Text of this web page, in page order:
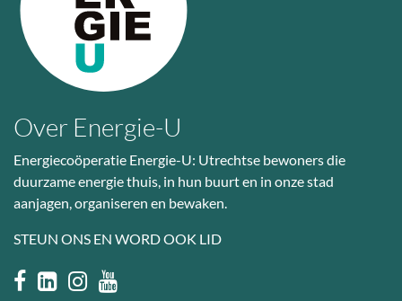
Over Energie-U
Energiecoöperatie Energie-U: Utrechtse bewoners die
duurzame energie thuis, in hun buurt en in onze stad
aanjagen, organiseren en bewaken.
STEUN ONS EN WORD OOK LID